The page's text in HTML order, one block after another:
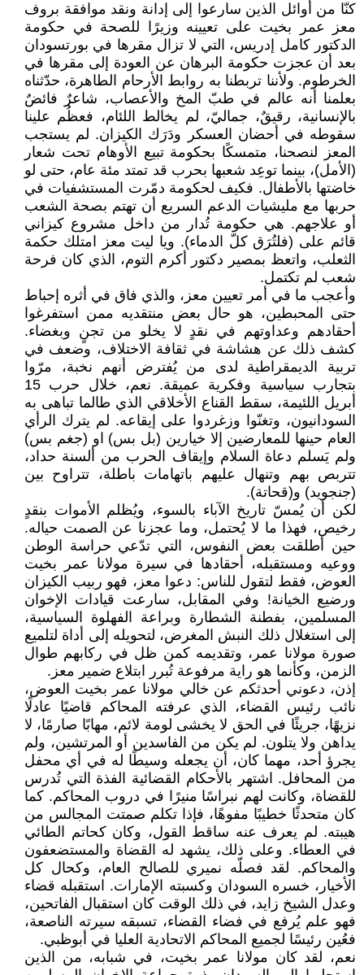
كنّا من أوائل الذين سارعوا إلى إدانة ونقد موافقة بروف
معز عمر بخيت على تعيينه وزيرًا للصحة في حكومة
الدكتور كامل إدريس، التي لا تزال مقرها في بورتسودان
بعد أن عجزت حكومة البرهان عن العودة إلى مقرها في
الخرطوم. ولأننا تربطنا به روابط الأرحام الطاهرة، حدّثناه
بعلمنا أنه عالم في طبّ المخ والأعصاب، شاعرٌ فائضٌ
بالإنسانية، رقيقٌ، جماليّ، لم يخالط اللئام، فعظُم علينا
سقوطه في أحضان العسكر ودَرَك الكيزان. لم يستجب
المعز لنصحنا، متمسكًا بحكومة تبيع الأوهام تحت شعار
(الأمل)، بينما توعِد شعبها بحرب قد تمتد مئة عام، حتى لو
خاضتها بالأطفال. فكيف لحكومة دمّرت المستشفيات في
حربها مع مليشيات الدعم السريع أن تهتم بصحة الشعب
أو علاجهم. هي حكومة تُدار من داخل مشروع كيزاني
قائم على (فلتُرَق كلّ الدماء). ويا ليت معز امتلك حكمة
الثعلب، واتعظ بمصير دكتور أكرم التوم، الذي كان فرحة
شعب لم تكتمل.
وأعجب ما في أمر تعيين معز، والذي فاق في أثره إحباط
حتى المحبطين، هو حال بعض منتقديه ممن استفرغوا
أحقادهم وعداوتهم في نقدٍ لا يخلو من تجنٍ وبغضاء.
كشف ذلك عن هشاشة في ثقافة الاختلاف، وضعف في
تربية الديمقراطية لدى من يُفترض أنهم نخبة، مرّوا
بتجارب سياسية وفكرية عميقة. نعم، خلال حرب 15
أبريل اللئيمة، سقط القناع الأخلاقي الذي طالما تباهى به
السودانيون، وتغنّوا وزغردوا على إيقاعه. لم يترك الرأي
العام حينها للمعارضين إلا خيارين (بل بس) او (جغم بس)
ولم يَسلم دعاة السلام وإيقاف الحرب من ألسنة حداد،
تتربص بهم وتنهال عليهم باتهامات باطلة، تتراوح بين
(جنجويد) و(قحاتة).
لكن أن يُمسّ تاريخ الآباء بالسوء، ويُظلم الأموات بنقدٍ
رخيص، فهذا ما لا يُحتمل، وما عجزنا عن الصمت حياله.
حين أطلقت بعض النفوس، التي تدّعي حراسة الوطن
ووعيه ومستقبله، أحقادها في سيرة مولانا عمر بخيت
العوض، فقط لتقول للناس: دعوا معز، فهو ربيب الكيزان
ورضيع الخيانة! وفي المقابل، سارعت قيادات الإخوان
المسلمين، بفطنة الشطارة وبراعة الفهلوة السياسية،
إلى استغلال ذلك النبش المغرض، لتحويله إلى أداة لتلميع
صورة مولانا عمر، وتقديمه كمن ظل في ركابهم طوال
الزمن، وكأنما هو راية مرفوعة تُبرر ابتلاع ضمير معز.
إذن، دعوني أحدثكم عن خالي مولانا عمر بخيت العوض،
نائب رئيس القضاء، الذي عرفته المحاكم قاضيًا عادلًا
نزيهًا، جريئًا في الحق لا يخشى لومة لائم، مهابًا صارمًا، لا
يداهن ولا يتلون. لم يكن من الفاسدين أو المرتشين، ولم
يجرؤ أحد، مهما كان، أن يجعله وسيطًا له في أي محفل
من المحافل. اشتهر بالأحكام القضائية الفذة التي تُدرس
للقضاة، وكانت لهم نبراسًا منيرًا في دروب المحاكم. كما
كان متحدثًا خطيبًا مفوهًا، فإذا تكلم صمتت المجالس من
هيبته. لم يعرف عنه ساقط القول، وكان كحاتم الطائي
في العطاء. وعلى ذلك، يشهد له القضاة والمستضعفون
والمحاكم. لقد فصلّه نميري للصالح العام، وكحال كل
الأخيار، خسره السودان وكسبته الإمارات. استقبله قضاء
وعدل الشيخ زايد، في ذلك الوقت كان استقبال الفاتحين،
فهو علم يُرفع في فضاء القضاء، تسبقه سيرته الناصعة،
فعُين رئيسًا لجميع المحاكم الاتحادية العليا في أبوظبي.
نعم، لقد كان مولانا عمر بخيت، في شبابه، من الذين